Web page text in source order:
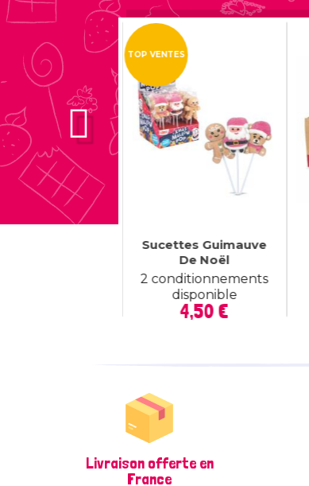
Sucettes Guimauve
De Noël
2 conditionnements
disponible
Prix
4,50 €
TOP VENTES
Livraison offerte en
France